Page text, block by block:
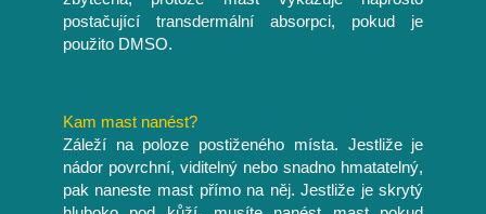
postačující transdermální absorpci, pokud je
použito DMSO.
Kam mast nanést?
Záleží na poloze postiženého místa. Jestliže je
nádor povrchní, viditelný nebo snadno hmatatelný,
pak naneste mast přímo na něj. Jestliže je skrytý